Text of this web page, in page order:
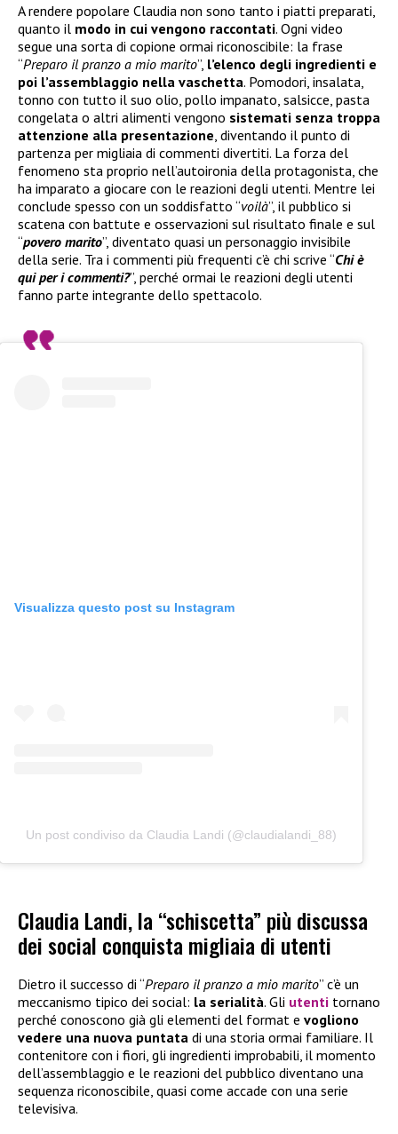
A rendere popolare Claudia non sono tanto i piatti preparati,
quanto il modo in cui vengono raccontati. Ogni video
segue una sorta di copione ormai riconoscibile: la frase
“Preparo il pranzo a mio marito”, l’elenco degli ingredienti e
poi l’assemblaggio nella vaschetta. Pomodori, insalata,
tonno con tutto il suo olio, pollo impanato, salsicce, pasta
congelata o altri alimenti vengono sistemati senza troppa
attenzione alla presentazione , diventando il punto di
partenza per migliaia di commenti divertiti. La forza del
fenomeno sta proprio nell’autoironia della protagonista, che
ha imparato a giocare con le reazioni degli utenti. Mentre lei
conclude spesso con un soddisfatto “voilà”, il pubblico si
scatena con battute e osservazioni sul risultato finale e sul
“povero marito”, diventato quasi un personaggio invisibile
della serie. Tra i commenti più frequenti c’è chi scrive “Chi è
qui per i commenti?”, perché ormai le reazioni degli utenti
fanno parte integrante dello spettacolo.
Visualizza questo post su Instagram
Un post condiviso da Claudia Landi (@claudialandi_88)
Claudia Landi, la “schiscetta” più discussa
dei social conquista migliaia di utenti
Dietro il successo di “Preparo il pranzo a mio marito” c’è un
meccanismo tipico dei social: la serialità. Gli utenti tornano
perché conoscono già gli elementi del format e vogliono
vedere una nuova puntata di una storia ormai familiare. Il
contenitore con i fiori, gli ingredienti improbabili, il momento
dell’assemblaggio e le reazioni del pubblico diventano una
sequenza riconoscibile, quasi come accade con una serie
televisiva.